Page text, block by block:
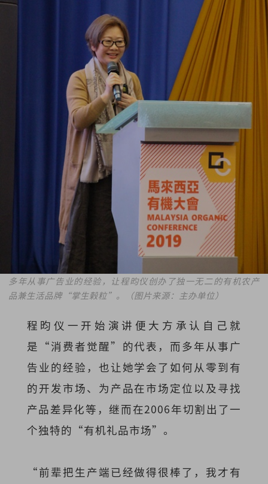
多年从事广告业的经验，让程昀仪创办了独一无二的有机农产
品兼生活品牌“掌生榖粒”。（图片来源：主办单位）
程昀仪一开始演讲便大方承认自己就
是“消费者觉醒”的代表，而多年从事广
告业的经验，也让她学会了如何从零到有
的开发市场、为产品在市场定位以及寻找
产品差异化等，继而在2006年切割出了一
个独特的“有机礼品市场”。
“前辈把生产端已经做得很棒了，我才有